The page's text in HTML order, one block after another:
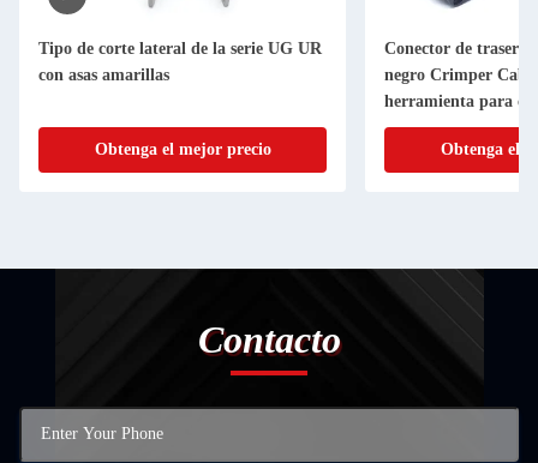
Tipo de corte lateral de la serie UG UR
con asas amarillas
Obtenga el mejor precio
Conector de trasero
negro Crimper
herramienta para
Picabond
Obtenga el
Contacto